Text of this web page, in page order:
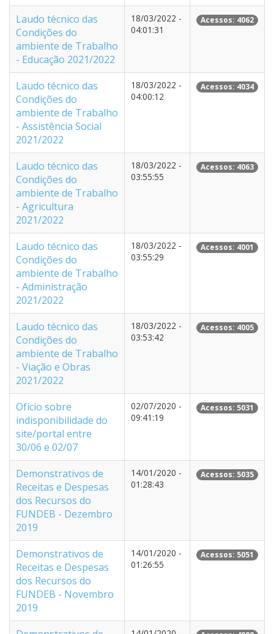
Laudo técnico das
Condições do
ambiente de Trabalho
- Educação 2021/2022
18/03/2022 -
04:01:31
Acessos: 4062
Laudo técnico das
Condições do
ambiente de Trabalho
- Assistência Social
2021/2022
18/03/2022 -
04:00:12
Acessos: 4034
Laudo técnico das
Condições do
ambiente de Trabalho
- Agricultura
2021/2022
18/03/2022 -
03:55:55
Acessos: 4063
Laudo técnico das
Condições do
ambiente de Trabalho
- Administração
2021/2022
18/03/2022 -
03:55:29
Acessos: 4001
Laudo técnico das
Condições do
ambiente de Trabalho
- Viação e Obras
2021/2022
18/03/2022 -
03:53:42
Acessos: 4005
Ofício sobre
indisponibilidade do
site/portal entre
30/06 e 02/07
02/07/2020 -
09:41:19
Acessos: 5031
Demonstrativos de
Receitas e Despesas
dos Recursos do
FUNDEB - Dezembro
2019
14/01/2020 -
01:28:43
Acessos: 5035
Demonstrativos de
Receitas e Despesas
dos Recursos do
FUNDEB - Novembro
2019
14/01/2020 -
01:26:55
Acessos: 5051